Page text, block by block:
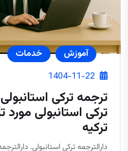
آموزش
خدمات
1404-11-22
ترجمه ترکی
ترکی استانبولی مورد
ترکیه
دارالترجمه ترکی استانبولی.